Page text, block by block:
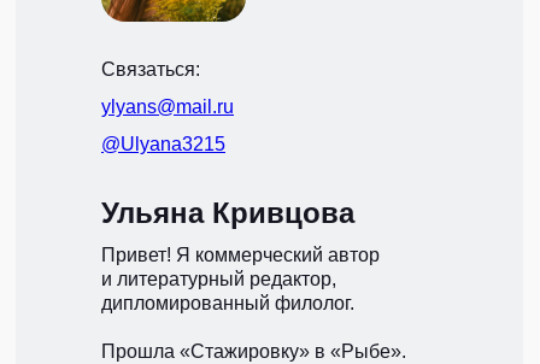
Ульяна Кривцова
Привет! Я коммерческий автор
и литературный редактор,
дипломированный филолог.
Прошла «Стажировку» в «Рыбе».
Связаться:
@Ulyana3215
ylyans@mail.ru